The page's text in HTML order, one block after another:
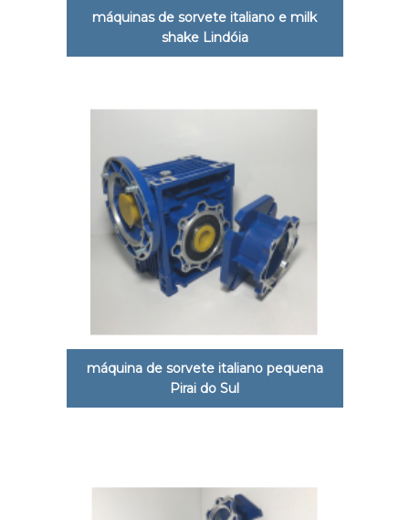
máquinas de sorvete italiano e milk
shake Lindóia
máquina de sorvete italiano pequena
Pirai do Sul